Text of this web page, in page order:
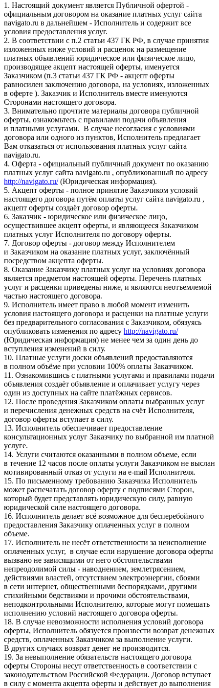
1. Настоящий документ является Публичной офертой -
официальным договором на оказание платных услуг сайта
navigato.ru в дальнейшем - Исполнитель и содержит все
условия предоставления услуг.
2. В соответствии с п.2 статьи 437 ГК РФ, в случае принятия
изложенных ниже условий и расценок на размещение
платных объявлений юридическое или физическое лицо,
производящее акцепт настоящей оферты, именуется
Заказчиком (п.3 статьи 437 ГК РФ - акцепт оферты
равносилен заключению договора, на условиях, изложенных
в оферте ). Заказчик и Исполнитель вместе именуются
Сторонами настоящего договора.
3. Внимательно прочтите материалы договора публичной
оферты, ознакомьтесь с правилами подачи объявления
и платными услугами. В случае несогласия с условиями
договора или одного из пунктов, Исполнитель предлагает
Вам отказаться от использования платных услуг сайта
navigato.ru.
4. Оферта - официальный публичный документ по оказанию
платных услуг сайта navigato.ru , опубликованный по адресу
http://navigato.ru/(Юридическая информация).
5. Акцепт оферты - полное принятие Заказчиком условий
настоящего договора путём оплаты услуг сайта navigato.ru ,
акцепт оферты создаёт договор оферты.
6. Заказчик - юридическое или физическое лицо,
осуществившее акцепт оферты, и являющееся Заказчиком
платных услуг Исполнителя по договору оферты.
7. Договор оферты - договор между Исполнителем
и Заказчиком на оказание платных услуг, заключённый
посредством акцепта оферты.
8. Оказание Заказчику платных услуг на условиях договора
является предметом настоящей оферты. Перечень платных
услуг и расценки приведены ниже, и являются неотъемлемой
частью настоящего договора.
9. Исполнитель имеет право в любой момент изменить
условия настоящего договора и расценки на платные услуги
без предварительного согласования с Заказчиком, обязуясь
опубликовать изменения по адресу http://navigato.ru/
(Юридическая информация) не менее чем за один день до
вступления изменений в силу.
10. Платные услуги доски объявлений предоставляются
в полном объёме при условии 100% оплаты Заказчиком.
11. Ознакомившись с платными услугами и правилами подачи
объявления создаёт объявление и оплачивает услугу через
один из доступных на сайте платёжных сервисов.
12. После проведения Заказчиком оплаты выбранных услуг
и перечисления денежных средств на счёт Исполнителя,
договор оферты вступает в силу.
13. Исполнитель обеспечивает предоставление
консультационных услуг Заказчику по выбранной им платной
услуге.
14. Услуги считаются оказанными в полном объеме, если
в течение 12 часов после оплаты услуги Заказчиком не выслан
мотивированный отказ от услуги на e-mail Исполнителя.
15. По письменному требованию Заказчика Исполнитель
может распечатать договор оферту с подписями Сторон,
который будет представлять юридическую силу, равную
юридической силе настоящего договора.
16. Исполнитель делает всё возможное для бесперебойного
предоставления Заказчику оплаченных услуг в полном
объеме.
17. Исполнитель не несёт ответственности за неисполнение
оплаченных услуг, в случае если нарушение договора оферты
вызвано не зависящими от него обстоятельствами
непреодолимой силы - наводнением, землетрясением,
действиями властей, отсутствием электроэнергии, сбоями
в сети интернет, общественными беспорядками, другими
стихийными бедствиями и прочими обстоятельствами,
неподконтрольными Исполнителю, которые могут помешать
исполнению условий настоящего договора оферты.
18. В случае невозможности исполнения условий договора
оферты, Исполнитель обязуется произвести возврат денежных
средств, оплаченных Заказчиком за выполнение услуги.
В других случаях возврат денег не производится.
19. За невыполнение обязательств настоящего договора
оферты Стороны несут ответственность в соответствии с
законодательством Российской Федерации. Договор вступает
в силу с момента акцепта оферты и действует до выполнения